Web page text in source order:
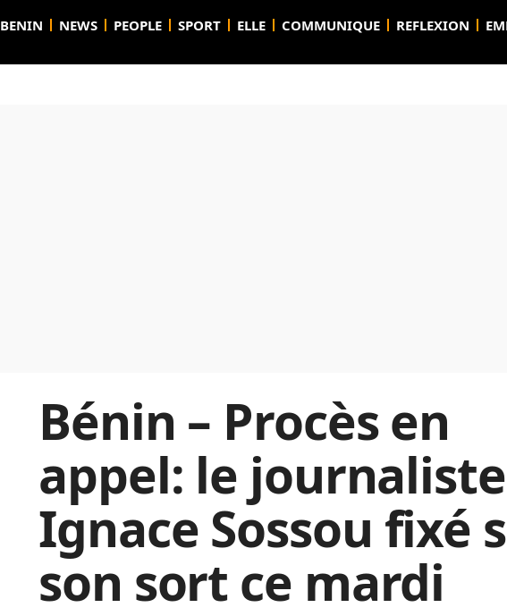
BENIN NEWS PEOPLE SPORT ELLE COMMUNIQUE REFLEXION
Bénin – Procès en
appel: le journaliste
Ignace Sossou fixé
son sort ce mardi